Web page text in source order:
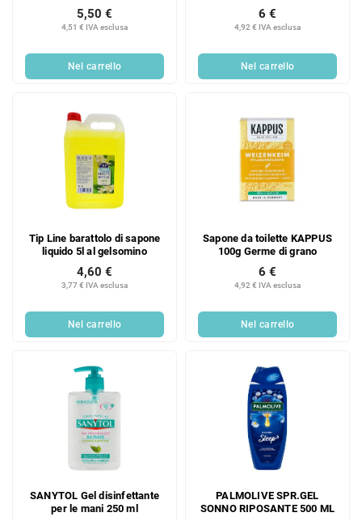
4,51 € IVA esclusa
5,50 €
Nel carrello
4,92 € IVA esclusa
6 €
Nel carrello
Tip Line barattolo di sapone
liquido 5l al gelsomino
3,77 € IVA esclusa
4,60 €
Nel carrello
Sapone da toilette KAPPUS
100g Germe di grano
4,92 € IVA esclusa
6 €
Nel carrello
SANYTOL Gel disinfettante
per le mani 250 ml
PALMOLIVE SPR.GEL
SONNO RIPOSANTE 500 ML